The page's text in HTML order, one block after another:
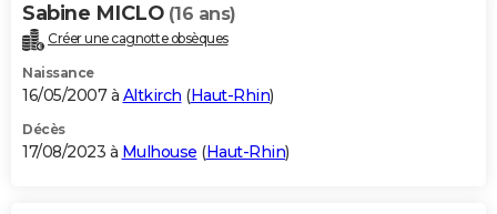
Sabine MICLO (16 ans)
Créer une cagnotte obsèques
Naissance
16/05/2007 à Altkirch (Haut-Rhin)
Décès
17/08/2023 à Mulhouse (Haut-Rhin)